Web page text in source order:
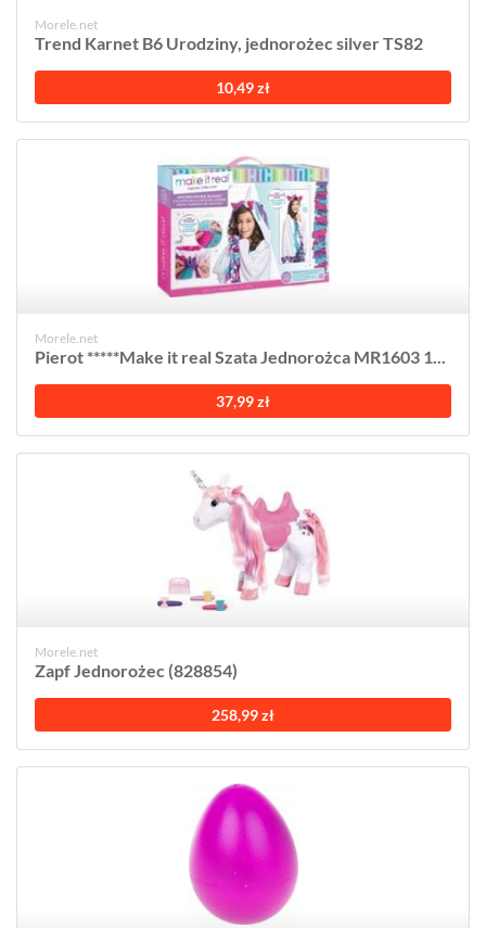
Morele.net
Trend Karnet B6 Urodziny, jednorożec silver TS82
10,49 zł
Morele.net
Pierot *****Make it real Szata Jednorożca MR1603 1...
37,99 zł
Morele.net
Zapf Jednorożec (828854)
258,99 zł